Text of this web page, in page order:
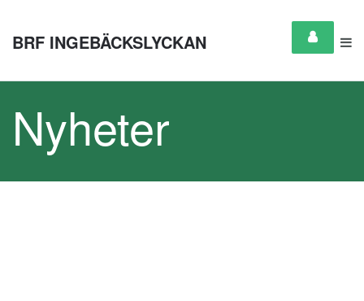
BRF INGEBÄCKSLYCKAN
Nyheter